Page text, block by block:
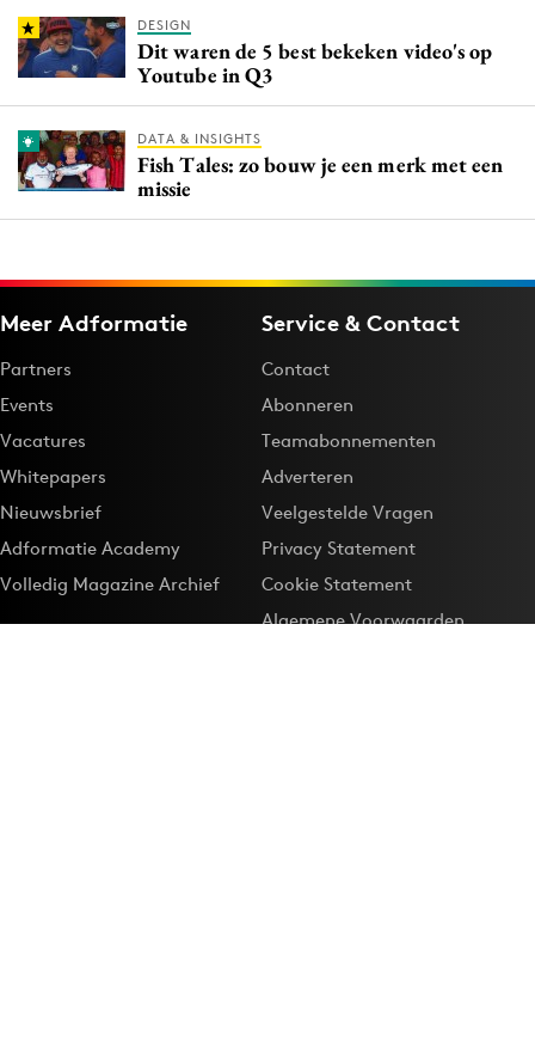
DESIGN
Dit waren de 5 best bekeken video's op
Youtube in Q3
DATA & INSIGHTS
Fish Tales: zo bouw je een merk met een
missie
Meer Adformatie
Partners
Events
Vacatures
Whitepapers
Nieuwsbrief
Adformatie Academy
Volledig Magazine Archief
Service & Contact
Contact
Abonneren
Teamabonnementen
Adverteren
Veelgestelde Vragen
Privacy Statement
Cookie Statement
Algemene Voorwaarden